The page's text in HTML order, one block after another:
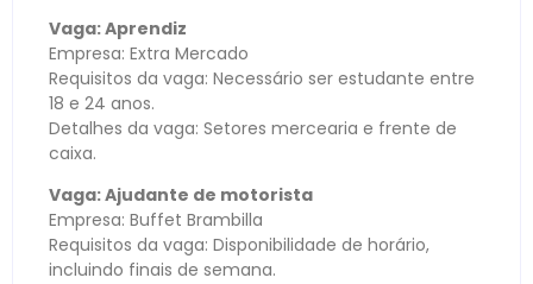
Vaga: Aprendiz
Empresa: Extra Mercado
Requisitos da vaga: Necessário ser estudante entre
18 e 24 anos.
Detalhes da vaga: Setores mercearia e frente de
caixa.
Vaga: Ajudante de motorista
Empresa: Buffet Brambilla
Requisitos da vaga: Disponibilidade de horário,
incluindo finais de semana.